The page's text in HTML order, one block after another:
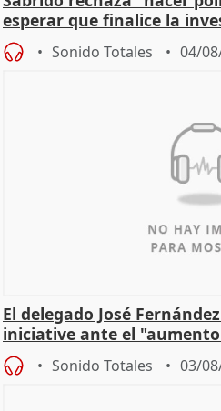
esperar que finalice la
Sonido Totales 04/
El delegado José
iniciative ante el
hogar en Madri
Sonido Totales 03/